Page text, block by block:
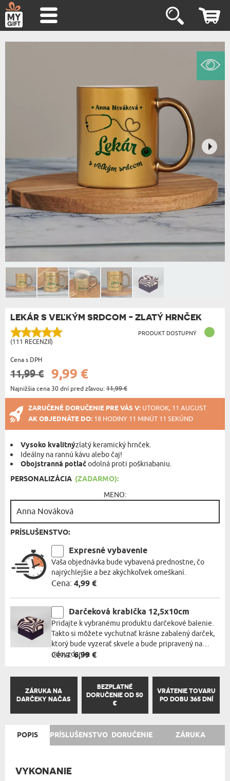
LEKÁR S VEĽKÝM SRDCOM - ZLATÝ HRNČEK
(111 RECENZIÍ)
PRODUKT DOSTUPNÝ
Cena s DPH
11,99 € 9,99 €
Najnižšia cena 30 dní pred zľavou:11,99 €
ZARUČENÉ DORUČENIE PRE VÁS V: UTOROK, 11 AUGUST
AK OBJEDNÁTE DO: 18 HODINY 11 MINÚT 11 SEKÚND
Vysoko kvalitnýzlatý keramický hrnček.
Ideálny na rannú kávu alebo čaj!
Obojstranná potlačodolná proti poškriabaniu.
PERSONALIZÁCIA (ZADARMO):
MENO:
PRÍSLUŠENSTVO:
Expresné vybavenie
Vaša objednávka bude vybavená prednostne, čo
najrýchlejšie a bez akýchkoľvek omeškaní.
Cena: 4,99 €
Darčeková krabička 12,5x10cm
Pridajte k vybranému produktu darčekové balenie.
Takto si môžete vychutnať krásne zabalený darček,
ktorý bude vyzerať skvele a bude pripravený na
odovzdanie.
Cena:6,99 €
ZÁRUKA NA
DARČEKY NAČAS
BEZPLATNÉ
DORUČENIE OD 50
€
VRÁTENIE TOVARU
PO DOBU 365 DNÍ
POPIS PRÍSLUŠENSTVO DORUČENIE ZÁRUKA
VYKONANIE